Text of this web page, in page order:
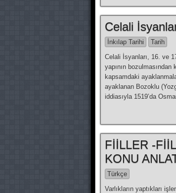
Celali
İnkılap Tarihi
Tarih
Celali İsyanları, 16. ve
yapının
kapsamdaki
ayaklanan Bozoklu
iddiasıyla 1519’da
FİİLLER -
KONU
Türkçe
Varlıkların yaptıkları